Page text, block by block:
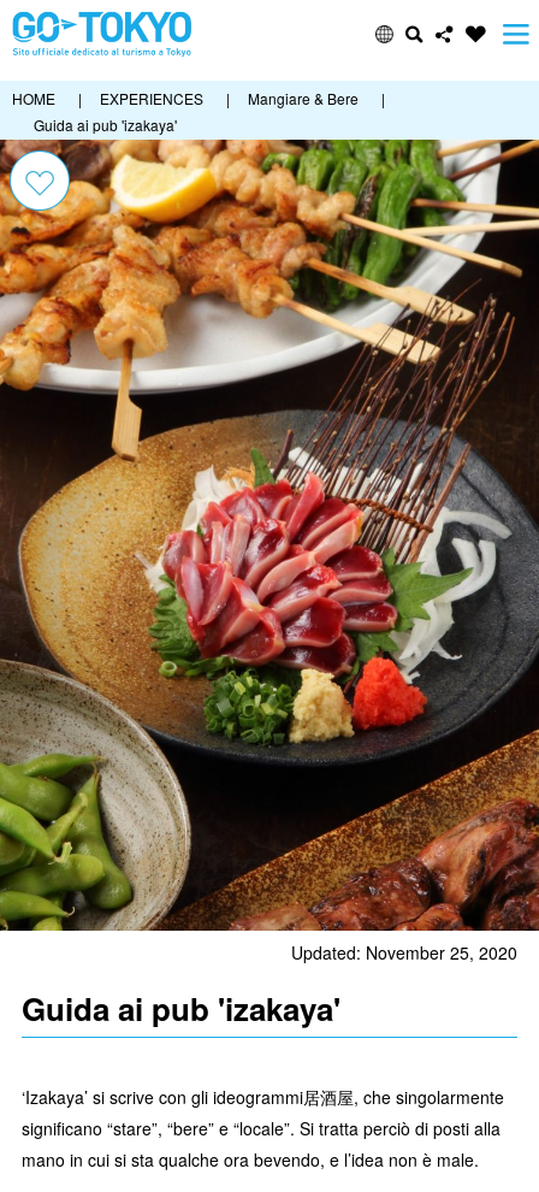
HOME | EXPERIENCES | Mangiare & Bere
|
Guida ai pub 'izakaya'
Updated: November 25, 2020
Guida ai pub 'izakaya'
‘Izakaya’ si scrive con gli ideogrammi居酒屋, che singolarmente
significano “stare”, “bere” e “locale”. Si tratta perciò di posti alla
mano in cui si sta qualche ora bevendo, e l’idea non è male.